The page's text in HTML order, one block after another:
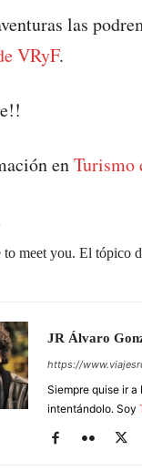
las
VRyF.
enTurismo
meet you. El tópico
JR Álvaro
https://
Siempre quise ir
intentándolo. Soy